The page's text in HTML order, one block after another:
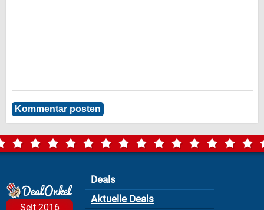
Seit 2016
Deals
Aktuelle Deals